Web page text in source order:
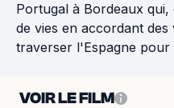
Portugal à Bordeaux qui,
de vies en accordant des
traverser l'Espagne
VOIR LE FILM